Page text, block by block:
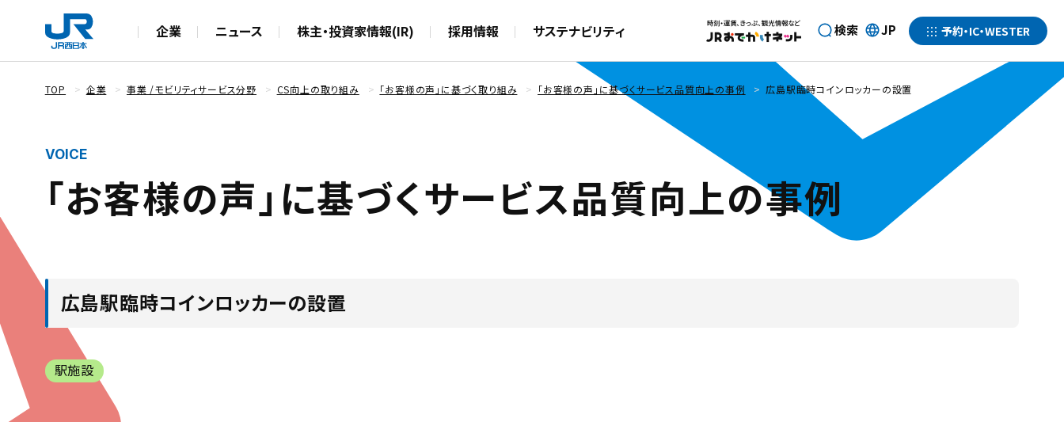
企業
ニュース 株主・投資家情報(IR) 採用情報 サステナビリティ 検索 JP
言
語
選
す
予約・IC・WESTER
サ
ー
ビ
覧
TOP 企業 事業 /モビリティサービス分野 CS向上の取り組み 「お客様の声」に基づく取り組み 「お客様の声」に基づくサービス品質向上の事例 広島駅臨時コインロッカーの設置
「お客様の声」に基づくサービス品質向上の事例
広島駅臨時コインロッカーの設置
駅施設